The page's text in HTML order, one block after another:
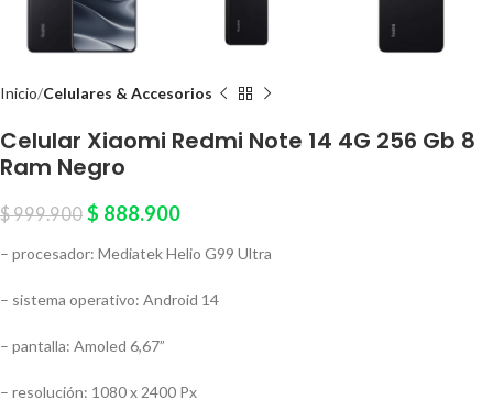
Inicio Celulares & Accesorios
Celular Xiaomi Redmi Note 14 4G 256 Gb 8
Ram Negro
$999.900 $ 888.900
– procesador: Mediatek Helio G99 Ultra
– sistema operativo: Android 14
– pantalla: Amoled 6,67”
– resolución: 1080 x 2400 Px